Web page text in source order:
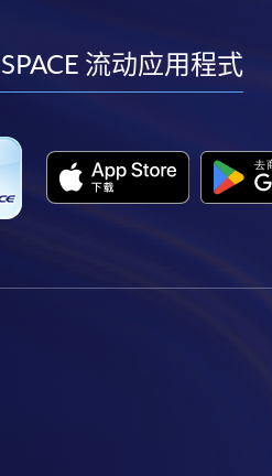
youtube
流动应用程式